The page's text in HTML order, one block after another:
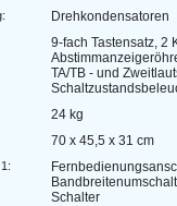
Drehkondensatoren
9-fach Tastensatz, 2
TA/TB - und
24 kg
70 x 45,5 x 31 cm
Schalter